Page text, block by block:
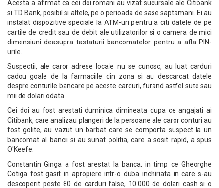
Acesta a afirmat ca cei doi romani au vizat sucursale ale Citibank
si TD Bank, posibil si altele, pe o perioada de sase saptamani. Ei au
instalat dispozitive speciale la ATM-uri pentru a citi datele de pe
cartile de credit sau de debit ale utilizatorilor si o camera de mici
dimensiuni deasupra tastaturii bancomatelor pentru a afla PIN-
urile.
Suspectii, ale caror adrese locale nu se cunosc, au luat carduri
cadou goale de la farmaciile din zona si au descarcat datele
despre conturile bancare pe aceste carduri, furand astfel sute sau
mii de dolari odata.
Cei doi au fost arestati duminica dimineata dupa ce angajati ai
Citibank, care analizau plangeri de la persoane ale caror conturi au
fost golite, au vazut un barbat care se comporta suspect la un
bancomat al bancii si au sunat politia, care a sosit rapid, a spus
O'Keefe.
Constantin Ginga a fost arestat la banca, in timp ce Gheorghe
Cotiga fost gasit in apropiere intr-o duba inchiriata in care s-au
descoperit peste 80 de carduri false, 10.000 de dolari cash si o